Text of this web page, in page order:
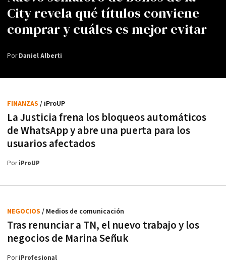
City revela qué títulos conviene
comprar y cuáles es mejor evitar
PorDaniel Alberti
La Justicia frena los bloqueos automáticos
de WhatsApp y abre una puerta para los
usuarios afectados
FINANZAS / iProUP
PoriProUP
Tras renunciar a TN, el nuevo trabajo y los
negocios de Marina Señuk
NEGOCIOS / Medios de comunicación
PoriProfesional